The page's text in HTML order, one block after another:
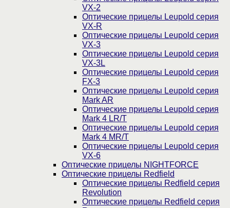
VX-2
Оптические прицелы Leupold серия
VX-R
Оптические прицелы Leupold серия
VX-3
Оптические прицелы Leupold серия
VX-3L
Оптические прицелы Leupold серия
FX-3
Оптические прицелы Leupold серия
Mark AR
Оптические прицелы Leupold серия
Mark 4 LR/T
Оптические прицелы Leupold серия
Mark 4 MR/T
Оптические прицелы Leupold серия
VX-6
Оптические прицелы NIGHTFORCE
Оптические прицелы Redfield
Оптические прицелы Redfield серия
Revolution
Оптические прицелы Redfield серия